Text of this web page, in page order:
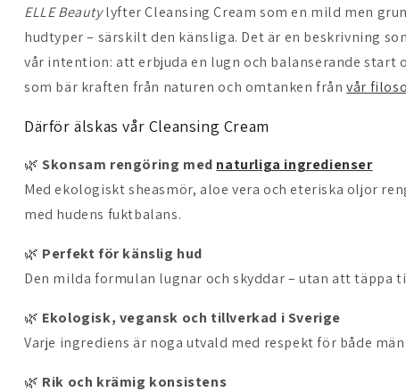
ELLE Beautylyfter Cleansing Cream som en mild men
hudtyper – särskilt den känsliga. Det är en beskrivning
vår intention: att erbjuda en lugn och balanserande start
som bär kraften från naturen och omtanken frånvår
Därför älskas vår Cleansing Cream
🌿Skonsam rengöring med naturliga ingredienser
Med ekologiskt sheasmör, aloe vera och eteriska oljor
med hudens fuktbalans.
🌿 Perfekt för känslig hud
Den milda formulan lugnar och skyddar – utan att täppa
🌿 Ekologisk, vegansk och tillverkad i Sverige
Varje ingrediens är noga utvald med respekt för både
🌿 Rik och krämig konsistens